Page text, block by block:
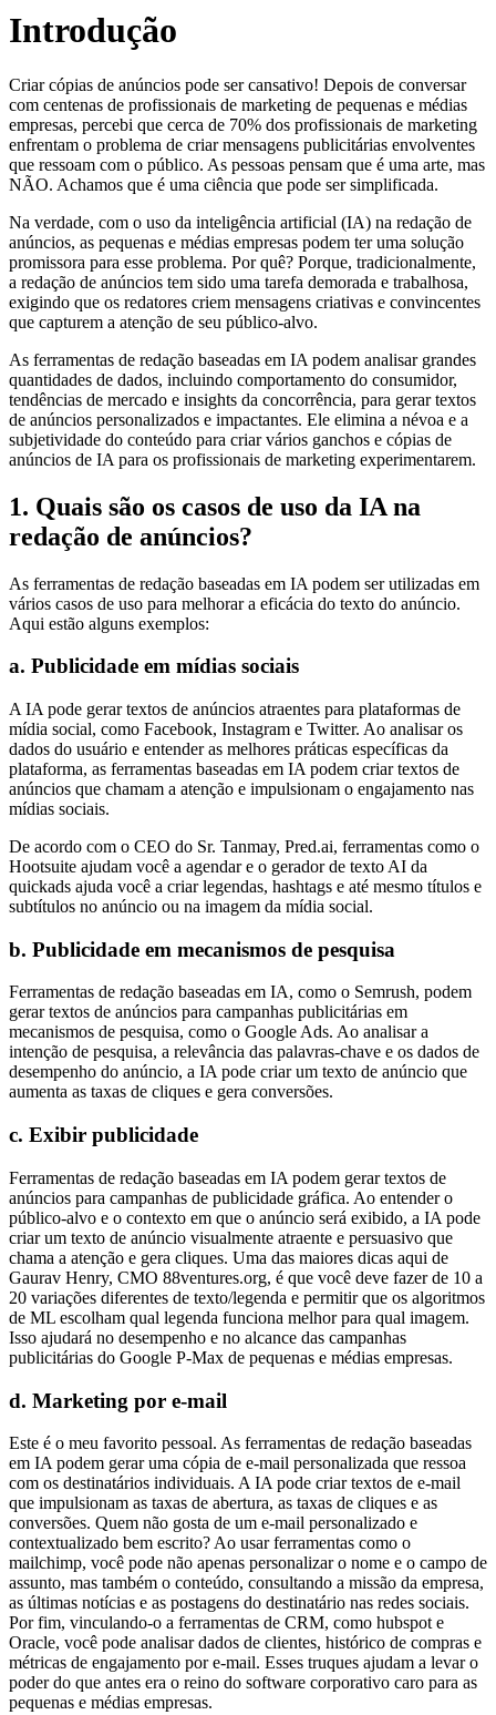
Introdução
Criar cópias de anúncios pode ser cansativo! Depois de conversar
com centenas de profissionais de marketing de pequenas e médias
empresas, percebi que cerca de 70% dos profissionais de marketing
enfrentam o problema de criar mensagens publicitárias envolventes
que ressoam com o público. As pessoas pensam que é uma arte, mas
NÃO. Achamos que é uma ciência que pode ser simplificada.
Na verdade, com o uso da inteligência artificial (IA) na redação de
anúncios, as pequenas e médias empresas podem ter uma solução
promissora para esse problema. Por quê? Porque, tradicionalmente,
a redação de anúncios tem sido uma tarefa demorada e trabalhosa,
exigindo que os redatores criem mensagens criativas e convincentes
que capturem a atenção de seu público-alvo.
As ferramentas de redação baseadas em IA podem analisar grandes
quantidades de dados, incluindo comportamento do consumidor,
tendências de mercado e insights da concorrência, para gerar textos
de anúncios personalizados e impactantes. Ele elimina a névoa e a
subjetividade do conteúdo para criar vários ganchos e cópias de
anúncios de IA para os profissionais de marketing experimentarem.
1. Quais são os casos de uso da IA na
redação de anúncios?
As ferramentas de redação baseadas em IA podem ser utilizadas em
vários casos de uso para melhorar a eficácia do texto do anúncio.
Aqui estão alguns exemplos:
a. Publicidade em mídias sociais
A IA pode gerar textos de anúncios atraentes para plataformas de
mídia social, como Facebook, Instagram e Twitter. Ao analisar os
dados do usuário e entender as melhores práticas específicas da
plataforma, as ferramentas baseadas em IA podem criar textos de
anúncios que chamam a atenção e impulsionam o engajamento nas
mídias sociais.
De acordo com o CEO do Sr. Tanmay, Pred.ai, ferramentas como o
Hootsuite ajudam você a agendar e o gerador de texto AI da
quickads ajuda você a criar legendas, hashtags e até mesmo títulos e
subtítulos no anúncio ou na imagem da mídia social.
b. Publicidade em mecanismos de pesquisa
Ferramentas de redação baseadas em IA, como o Semrush, podem
gerar textos de anúncios para campanhas publicitárias em
mecanismos de pesquisa, como o Google Ads. Ao analisar a
intenção de pesquisa, a relevância das palavras-chave e os dados de
desempenho do anúncio, a IA pode criar um texto de anúncio que
aumenta as taxas de cliques e gera conversões.
c. Exibir publicidade
Ferramentas de redação baseadas em IA podem gerar textos de
anúncios para campanhas de publicidade gráfica. Ao entender o
público-alvo e o contexto em que o anúncio será exibido, a IA pode
criar um texto de anúncio visualmente atraente e persuasivo que
chama a atenção e gera cliques. Uma das maiores dicas aqui de
Gaurav Henry, CMO 88ventures.org, é que você deve fazer de 10 a
20 variações diferentes de texto/legenda e permitir que os algoritmos
de ML escolham qual legenda funciona melhor para qual imagem.
Isso ajudará no desempenho e no alcance das campanhas
publicitárias do Google P-Max de pequenas e médias empresas.
d. Marketing por e-mail
Este é o meu favorito pessoal. As ferramentas de redação baseadas
em IA podem gerar uma cópia de e-mail personalizada que ressoa
com os destinatários individuais. A IA pode criar textos de e-mail
que impulsionam as taxas de abertura, as taxas de cliques e as
conversões. Quem não gosta de um e-mail personalizado e
contextualizado bem escrito? Ao usar ferramentas como o
mailchimp, você pode não apenas personalizar o nome e o campo de
assunto, mas também o conteúdo, consultando a missão da empresa,
as últimas notícias e as postagens do destinatário nas redes sociais.
Por fim, vinculando-o a ferramentas de CRM, como hubspot e
Oracle, você pode analisar dados de clientes, histórico de compras e
métricas de engajamento por e-mail. Esses truques ajudam a levar o
poder do que antes era o reino do software corporativo caro para as
pequenas e médias empresas.